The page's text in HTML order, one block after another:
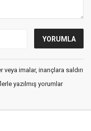
imalar, inançlara saldırı
yazılmış yorumlar